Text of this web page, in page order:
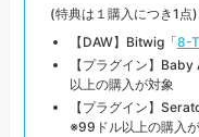
(特典は１購入につき1点)
【DAW】Bitwig「8-
【プラグイン】
以上の購入が対象
【プラグイン】
※99ドル以上の購入